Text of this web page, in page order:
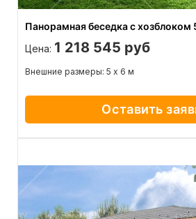
Панорамная беседка с хозблоком
Цена: 1 218 545 руб
Внешние размеры: 5 х 6 м
Оставить